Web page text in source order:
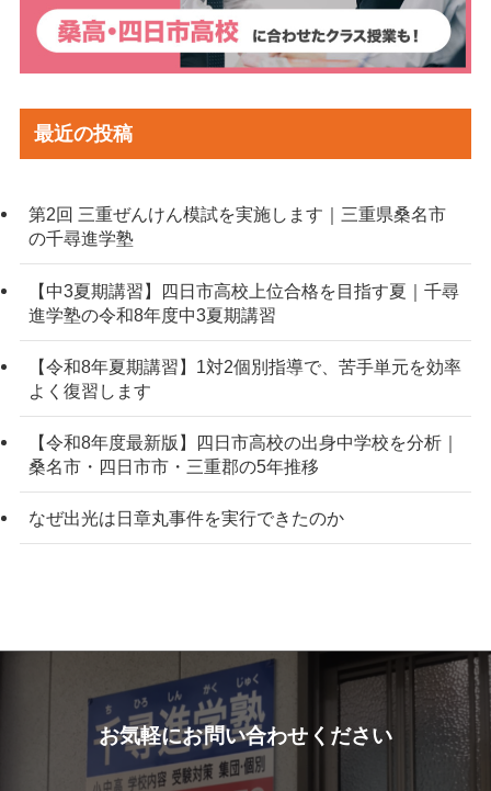
最近の投稿
第2回 三重ぜんけん模試を実施します｜三重県桑名市
の千尋進学塾
【中3夏期講習】四日市高校上位合格を目指す夏｜千尋
進学塾の令和8年度中3夏期講習
【令和8年夏期講習】1対2個別指導で、苦手単元を効率
よく復習します
【令和8年度最新版】四日市高校の出身中学校を分析｜
桑名市・四日市市・三重郡の5年推移
なぜ出光は日章丸事件を実行できたのか
お気軽にお問い合わせください